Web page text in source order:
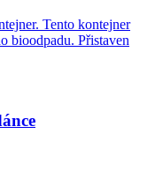
Tento kontejner
bioodpadu. Přistaven